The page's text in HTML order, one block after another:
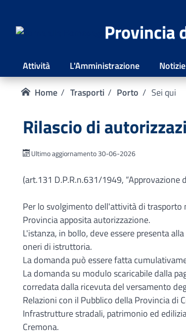
Provincia
Attività L'Amministrazione Notizie
Home
Trasporti Porto Sei qui
Rilascio di
Ultimo aggiornamento 30-06-2026
(art.131 D.P.R.n.631/1949,
Per lo svolgimento dell'attività di trasporto
Provincia apposita autorizzazione.
L'istanza, in bollo, deve essere presenta
oneri di istruttoria.
La domanda può essere fatta
La domanda su modulo scaricabile dalla
corredata dalla ricevuta del versamento
Relazioni con il Pubblico della Provincia
Infrastrutture stradali, patrimonio ed
Cremona.